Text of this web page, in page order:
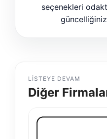
seçenekleri
LISTEYE DEVAM
Diğer